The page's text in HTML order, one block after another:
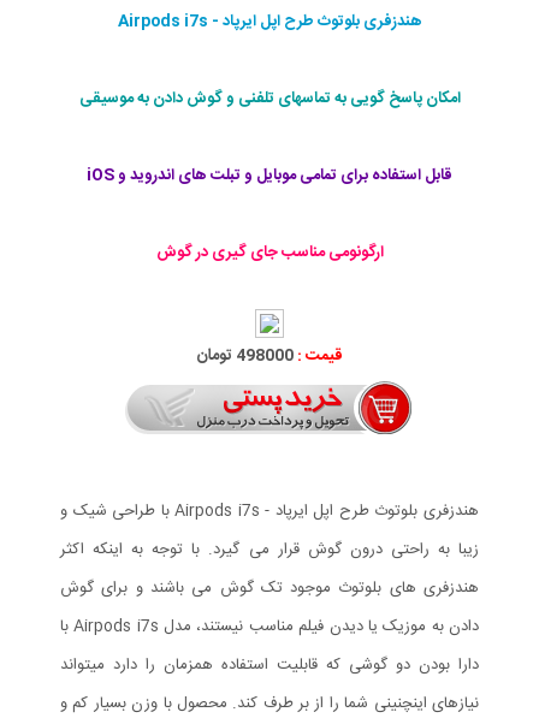
هندزفری بلوتوث طرح اپل ایرپاد - Airpods i7s
امکان پاسخ گویی به تماسهای تلفنی و گوش دادن به موسیقی
قابل استفاده برای تمامی موبایل و تبلت های اندروید و iOS
ارگونومی مناسب جای گیری در گوش
قیمت :498000 تومان
هندزفری بلوتوث طرح اپل ایرپاد - Airpods i7s با طراحی شیک و
زیبا به راحتی درون گوش قرار می گیرد. با توجه به اینکه اکثر
هندزفری های بلوتوث موجود تک گوش می باشند و برای گوش
دادن به موزیک یا دیدن فیلم مناسب نیستند، مدل Airpods i7s با
دارا بودن دو گوشی که قابلیت استفاده همزمان را دارد میتواند
نیازهای اینچنینی شما را از بر طرف کند. محصول با وزن بسیار کم و